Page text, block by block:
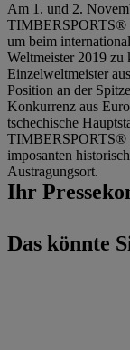
Am 1. und 2.
TIMBERSPORTS®
um beim
Weltmeister 2019 zu
Einzelweltmeister
Position an der
Konkurrenz aus
tschechische
TIMBERSPORTS®
imposanten
Austragungsort.
Ihr
Das könnte